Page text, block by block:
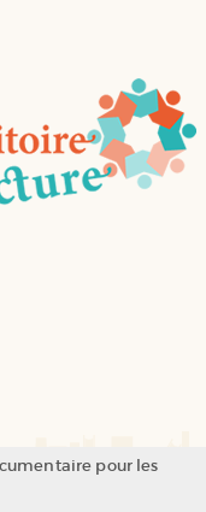
pour les